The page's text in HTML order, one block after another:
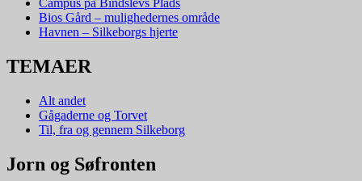
Bios Gård – mulighedernes område
Havnen – Silkeborgs hjerte
TEMAER
Alt andet
Gågaderne og Torvet
Til, fra og gennem Silkeborg
Jorn og Søfronten